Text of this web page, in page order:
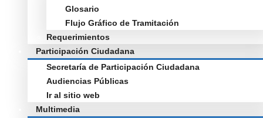
Glosario
Flujo Gráfico de Tramitación
Requerimientos
Participación Ciudadana
Secretaría de Participación Ciudadana
Audiencias Públicas
Ir al sitio web
Multimedia